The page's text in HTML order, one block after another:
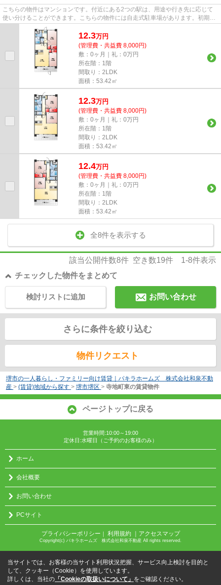
こちらの物件はマンションです。付近にある2つの駅は、用途や行き先に応じて
使い分けることができます。こちらの物件には自走式駐車場があります。初期費
用はカードで決済いただけます...
12.3万円
(管理費・共益費 8,000円)
敷：0ヶ月｜礼：0万円
所在階：1階
間取り：2LDK
面積：53.42㎡
12.3万円
(管理費・共益費 8,000円)
敷：0ヶ月｜礼：0万円
所在階：1階
間取り：2LDK
面積：53.42㎡
12.4万円
(管理費・共益費 8,000円)
敷：0ヶ月｜礼：0万円
所在階：1階
間取り：2LDK
面積：53.42㎡
全8件を表示する
該当公開件数8件 空き数19件 1-8件表示
チェックした物件をまとめて
お問い合わせ
検討リストに追加
さらに条件を絞り込む
物件リクエスト
堺市の一人暮らし・ファミリー向け賃貸｜パキラホームズ 株式会社和泉不動
産 > (賃貸)地域から探す > 堺市堺区 > 寺地町東の賃貸物件
ページトップに戻る
営業時間:10:00～19:00
定休日:水曜日（ご予約のお客様のみ）
ホーム
会社概要
お問い合わせ
PCサイト
プライバシーポリシー ｜ 利用規約 ｜アクセスマップ
Copyright(c) パキラホームズ 株式会社和泉不動産 All rights reserved.
当サイトでは、お客様の当サイト利用状況把握、サービス向上検討を目的と
して、クッキー（Cookie）を使用しています。
詳しくは、当社の 「Cookieの取扱いについて」 をご確認ください。